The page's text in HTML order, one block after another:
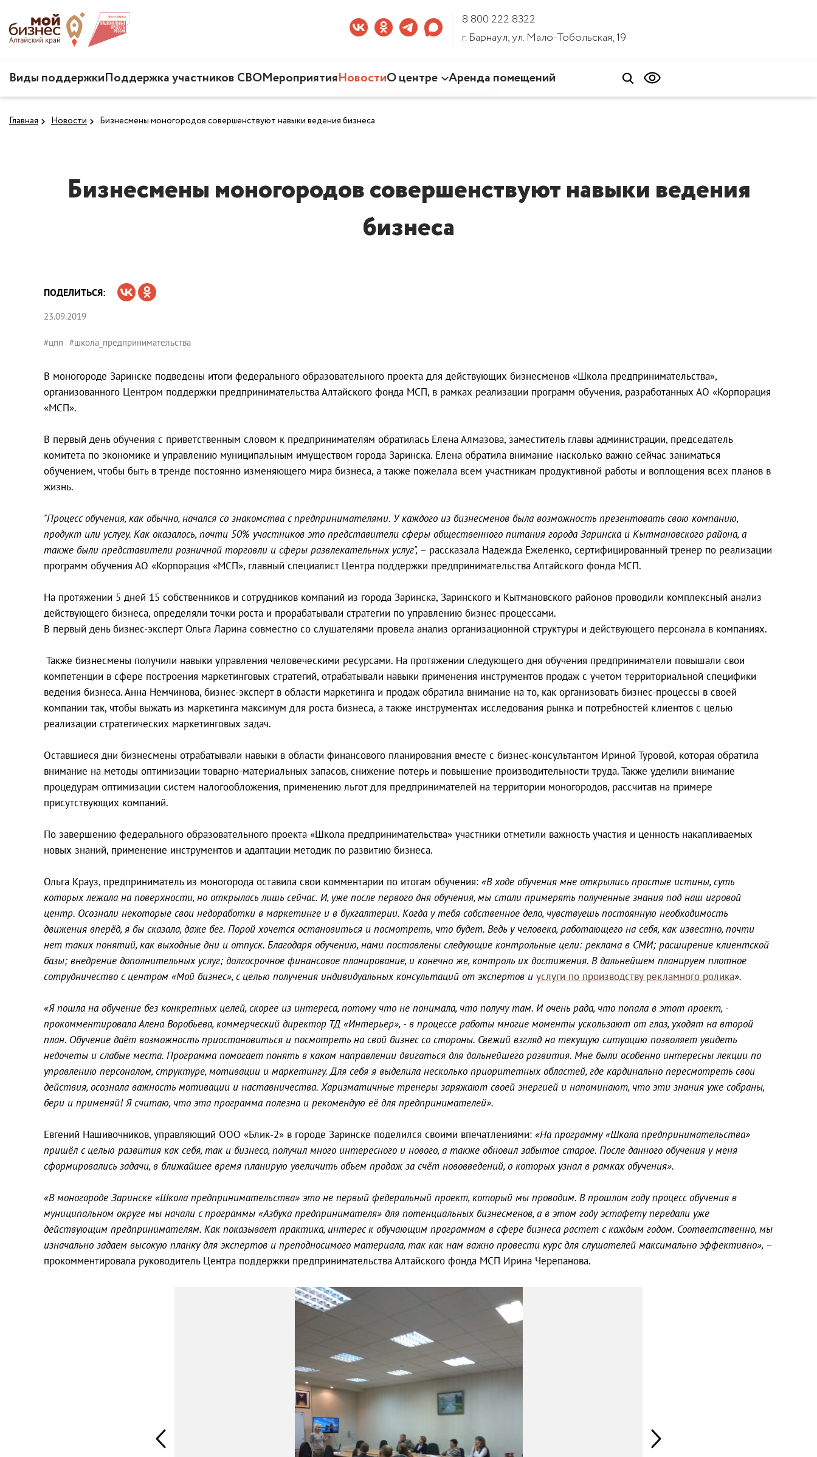
8 800 222 8322
г. Барнаул, ул. Мало-Тобольская, 19
Виды поддержкиПоддержка участников СВОМероприятияНовостиО центре
Аренда помещений
Главная Новости Бизнесмены моногородов совершенствуют навыки ведения бизнеса
Бизнесмены моногородов совершенствуют навыки ведения
бизнеса
ПОДЕЛИТЬСЯ:
23.09.2019
#цпп #школа_предпринимательства
В моногороде Заринске подведены итоги федерального образовательного проекта для действующих бизнесменов «Школа предпринимательства»,
организованного Центром поддержки предпринимательства Алтайского фонда МСП, в рамках реализации программ обучения, разработанных АО «Корпорация
«МСП».
В первый день обучения с приветственным словом к предпринимателям обратилась Елена Алмазова, заместитель главы администрации, председатель
комитета по экономике и управлению муниципальным имуществом города Заринска. Елена обратила внимание насколько важно сейчас заниматься
обучением, чтобы быть в тренде постоянно изменяющего мира бизнеса, а также пожелала всем участникам продуктивной работы и воплощения всех планов в
жизнь.
"Процесс обучения, как обычно, начался со знакомства с предпринимателями. У каждого из бизнесменов была возможность презентовать свою компанию,
продукт или услугу. Как оказалось, почти 50% участников это представители сферы общественного питания города Заринска и Кытмановского района, а
также были представители розничной торговли и сферы развлекательных услуг", – рассказала Надежда Ежеленко, сертифицированный тренер по реализации
программ обучения АО «Корпорация «МСП», главный специалист Центра поддержки предпринимательства Алтайского фонда МСП.
На протяжении 5 дней 15 собственников и сотрудников компаний из города Заринска, Заринского и Кытмановского районов проводили комплексный анализ
действующего бизнеса, определяли точки роста и прорабатывали стратегии по управлению бизнес-процессами.
В первый день бизнес-эксперт Ольга Ларина совместно со слушателями провела анализ организационной структуры и действующего персонала в компаниях.
Также бизнесмены получили навыки управления человеческими ресурсами. На протяжении следующего дня обучения предприниматели повышали свои
компетенции в сфере построения маркетинговых стратегий, отрабатывали навыки применения инструментов продаж с учетом территориальной специфики
ведения бизнеса. Анна Немчинова, бизнес-эксперт в области маркетинга и продаж обратила внимание на то, как организовать бизнес-процессы в своей
компании так, чтобы выжать из маркетинга максимум для роста бизнеса, а также инструментах исследования рынка и потребностей клиентов с целью
реализации стратегических маркетинговых задач.
Оставшиеся дни бизнесмены отрабатывали навыки в области финансового планирования вместе с бизнес-консультантом Ириной Туровой, которая обратила
внимание на методы оптимизации товарно-материальных запасов, снижение потерь и повышение производительности труда. Также уделили внимание
процедурам оптимизации систем налогообложения, применению льгот для предпринимателей на территории моногородов, рассчитав на примере
присутствующих компаний.
По завершению федерального образовательного проекта «Школа предпринимательства» участники отметили важность участия и ценность накапливаемых
новых знаний, применение инструментов и адаптации методик по развитию бизнеса.
Ольга Крауз, предприниматель из моногорода оставила свои комментарии по итогам обучения: «В ходе обучения мне открылись простые истины, суть
которых лежала на поверхности, но открылась лишь сейчас. И, уже после первого дня обучения, мы стали примерять полученные знания под наш игровой
центр. Осознали некоторые свои недоработки в маркетинге и в бухгалтерии. Когда у тебя собственное дело, чувствуешь постоянную необходимость
движения вперёд, я бы сказала, даже бег. Порой хочется остановиться и посмотреть, что будет. Ведь у человека, работающего на себя, как известно, почти
нет таких понятий, как выходные дни и отпуск. Благодаря обучению, нами поставлены следующие контрольные цели: реклама в СМИ; расширение клиентской
базы; внедрение дополнительных услуг; долгосрочное финансовое планирование, и конечно же, контроль их достижения. В дальнейшем планируем плотное
сотрудничество с центром «Мой бизнес», с целью получения индивидуальных консультаций от экспертов и услуги по производству рекламного ролика».
«Я пошла на обучение без конкретных целей, скорее из интереса, потому что не понимала, что получу там. И очень рада, что попала в этот проект, -
прокомментировала Алена Воробьева, коммерческий директор ТД «Интерьер», - в процессе работы многие моменты ускользают от глаз, уходят на второй
план. Обучение даёт возможность приостановиться и посмотреть на свой бизнес со стороны. Свежий взгляд на текущую ситуацию позволяет увидеть
недочеты и слабые места. Программа помогает понять в каком направлении двигаться для дальнейшего развития. Мне были особенно интересны лекции по
управлению персоналом, структуре, мотивации и маркетингу. Для себя я выделила несколько приоритетных областей, где кардинально пересмотреть свои
действия, осознала важность мотивации и наставничества. Харизматичные тренеры заряжают своей энергией и напоминают, что эти знания уже собраны,
бери и применяй! Я считаю, что эта программа полезна и рекомендую её для предпринимателей».
Евгений Нашивочников, управляющий ООО «Блик-2» в городе Заринске поделился своими впечатлениями: «На программу «Школа предпринимательства»
пришёл с целью развития как себя, так и бизнеса, получил много интересного и нового, а также обновил забытое старое. После данного обучения у меня
сформировались задачи, в ближайшее время планирую увеличить объем продаж за счёт нововведений, о которых узнал в рамках обучения».
«В моногороде Заринске «Школа предпринимательства» это не первый федеральный проект, который мы проводим. В прошлом году процесс обучения в
муниципальном округе мы начали с программы «Азбука предпринимателя» для потенциальных бизнесменов, а в этом году эстафету передали уже
действующим предпринимателям. Как показывает практика, интерес к обучающим программам в сфере бизнеса растет с каждым годом. Соответственно, мы
изначально задаем высокую планку для экспертов и преподносимого материала, так как нам важно провести курс для слушателей максимально эффективно», –
прокомментировала руководитель Центра поддержки предпринимательства Алтайского фонда МСП Ирина Черепанова.